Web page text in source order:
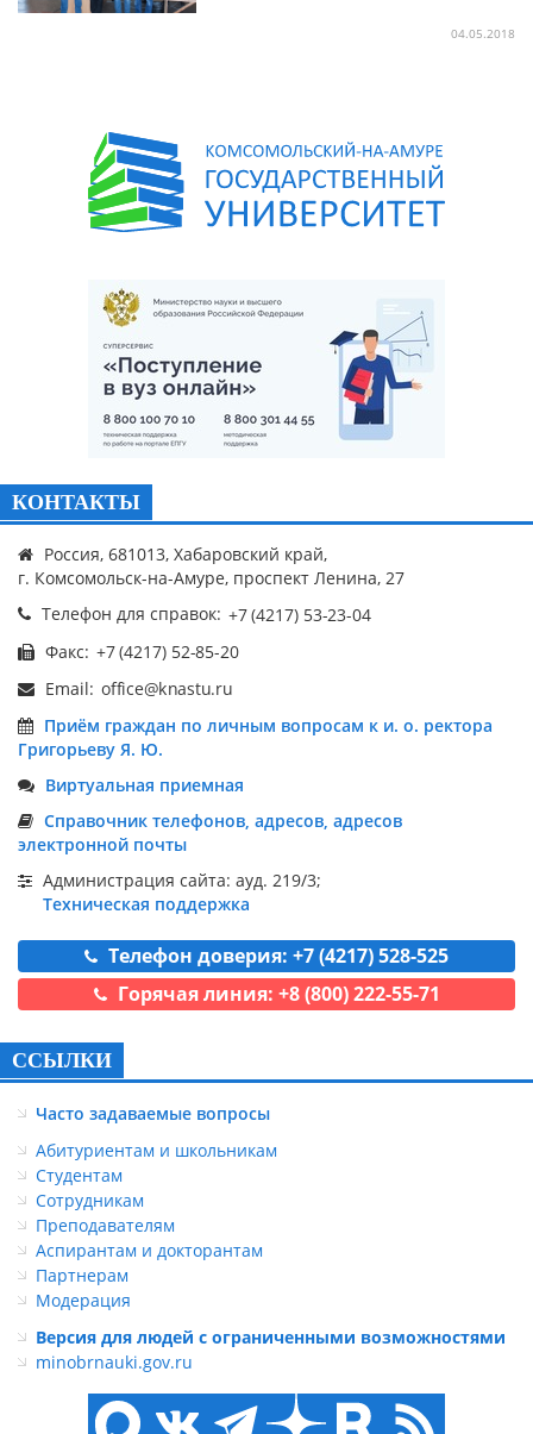
04.05.2018
КОНТАКТЫ
Россия, 681013, Хабаровский край,
г. Комсомольск-на-Амуре, проспект Ленина, 27
Телефон для справок:
Факс:
Email:
Приём граждан по личным вопросам к и. о. ректора
Григорьеву Я. Ю.
Виртуальная приемная
Справочник телефонов, адресов, адресов
электронной почты
Администрация сайта: ауд. 219/3;
Техническая поддержка
Телефон доверия: +7 (4217) 528-525
Горячая линия: +8 (800) 222-55-71
ССЫЛКИ
Часто задаваемые вопросы
Абитуриентам и школьникам
Студентам
Сотрудникам
Преподавателям
Аспирантам и докторантам
Партнерам
Модерация
Версия для людей с ограниченными возможностями
minobrnauki.gov.ru